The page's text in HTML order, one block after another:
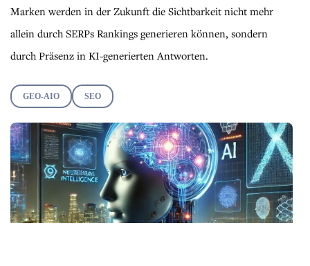
Marken werden in der Zukunft die Sichtbarkeit nicht mehr
allein durch SERPs Rankings generieren können, sondern
durch Präsenz in KI-generierten Antworten.
GEO-AIO SEO